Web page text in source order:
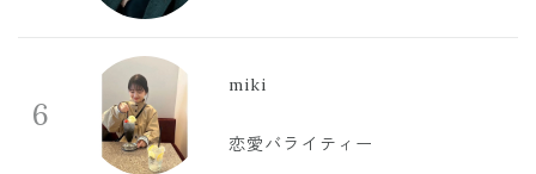
6
miki
恋愛バライティー